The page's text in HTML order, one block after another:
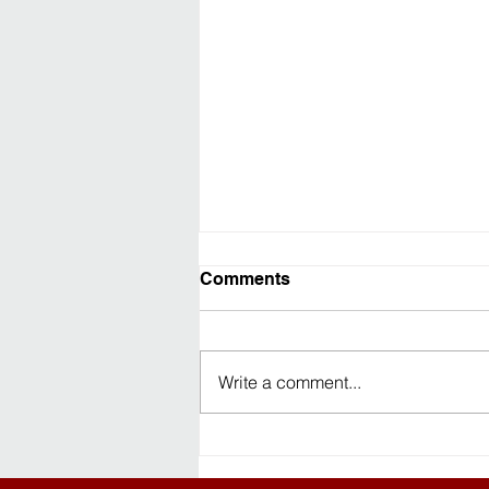
Comments
Write a comment...